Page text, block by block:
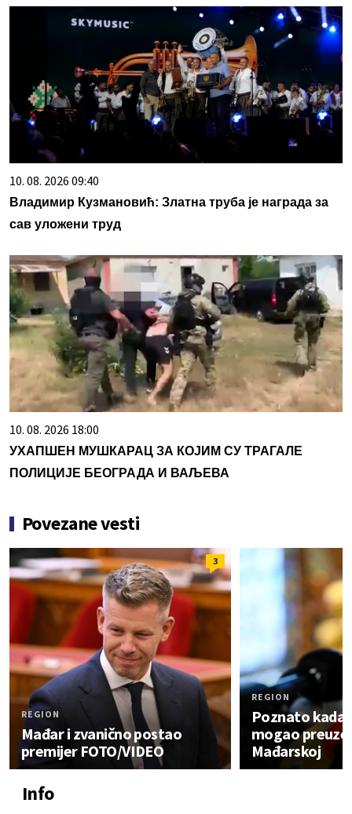
10. 08. 2026 09:40
Владимир Кузмановић: Златна труба је награда за
сав уложени труд
10. 08. 2026 18:00
УХАПШЕН МУШКАРАЦ ЗА КОЈИМ СУ ТРАГАЛЕ
ПОЛИЦИЈЕ БЕОГРАДА И ВАЉЕВА
Povezane vesti
3
REGION
Mađar i zvanično postao
premijer FOTO/VIDEO
REGION
Poznato kada
mogao
Mađarskoj
Info